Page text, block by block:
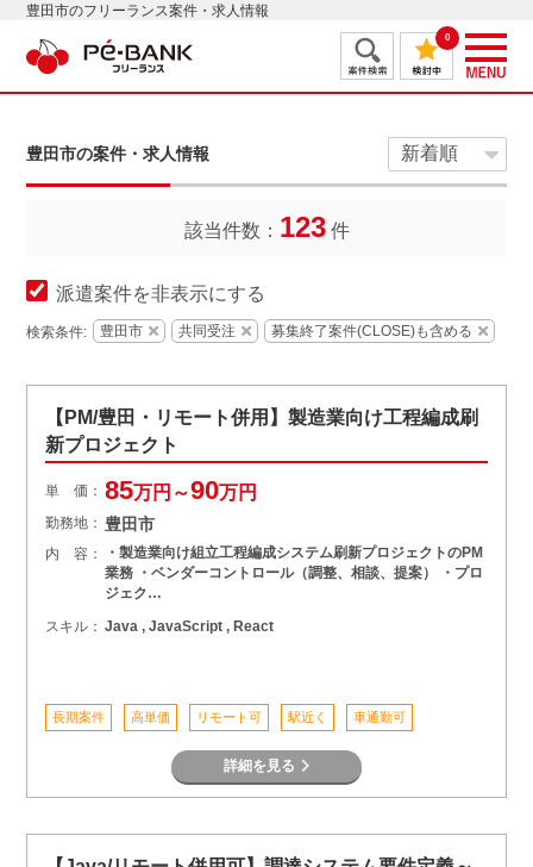
豊田市のフリーランス案件・求人情報
0
豊田市の案件・求人情報
該当件数： 123件
派遣案件を非表示にする
検索条件: 豊田市 共同受注 募集終了案件(CLOSE)も含める
【PM/豊田・リモート併用】製造業向け工程編成刷
新プロジェクト
単 価： 85万円～90万円
勤務地： 豊田市
内 容：
・製造業向け組立工程編成システム刷新プロジェクトのPM
業務 ・ベンダーコントロール（調整、相談、提案） ・プロ
ジェク…
スキル： Java , JavaScript , React
長期案件 高単価 リモート可 駅近く 車通勤可
詳細を見る